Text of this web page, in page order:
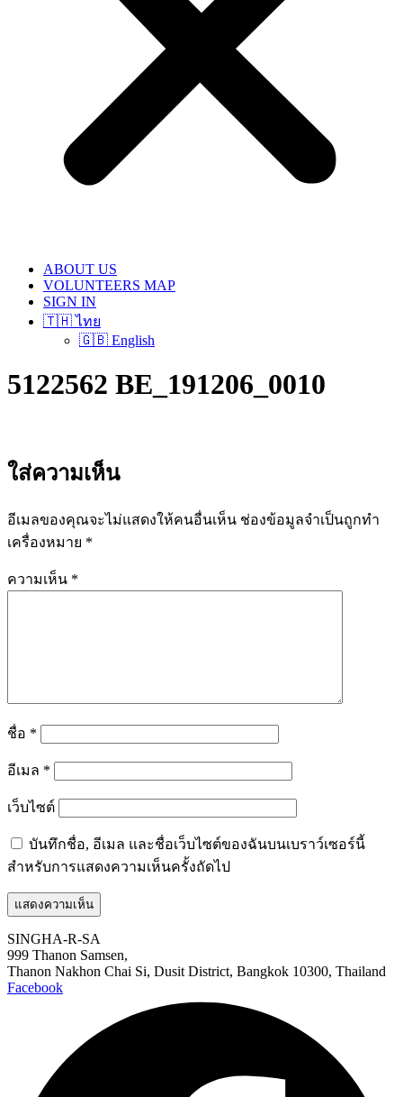
ABOUT US
VOLUNTEERS MAP
SIGN IN
🇹🇭 ไทย
🇬🇧 English
5122562 BE_191206_0010
ใส่ความเห็น
อีเมลของคุณจะไม่แสดงให้คนอื่นเห็น ช่องข้อมูลจำเป็นถูกทำ
เครื่องหมาย *
ความเห็น *
ชื่อ *
อีเมล *
เว็บไซต์
บันทึกชื่อ, อีเมล และชื่อเว็บไซต์ของฉันบนเบราว์เซอร์นี้
สำหรับการแสดงความเห็นครั้งถัดไป
SINGHA-R-SA
999 Thanon Samsen,
Thanon Nakhon Chai Si, Dusit District, Bangkok 10300, Thailand
Facebook